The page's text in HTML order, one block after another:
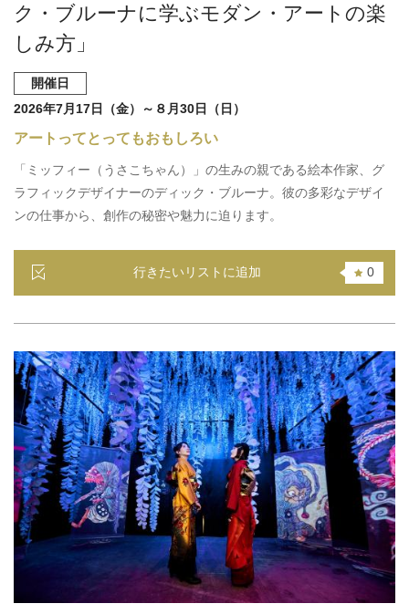
ク・ブルーナに学ぶモダン・アートの楽
しみ方」
開催日
2026年7月17日（金）～８月30日（日）
アートってとってもおもしろい
「ミッフィー（うさこちゃん）」の生みの親である絵本作家、グ
ラフィックデザイナーのディック・ブルーナ。彼の多彩なデザイ
ンの仕事から、創作の秘密や魅力に迫ります。
行きたいリストに追加 0